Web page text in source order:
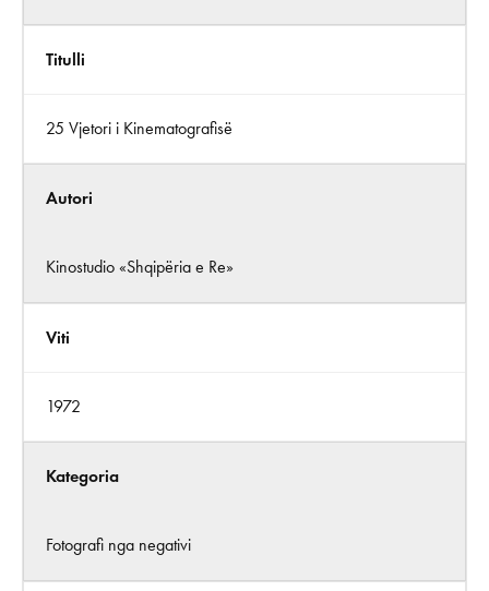
Titulli
25 Vjetori i Kinematografisë
Autori
Kinostudio «Shqipëria e Re»
Viti
1972
Kategoria
Fotografi nga negativi